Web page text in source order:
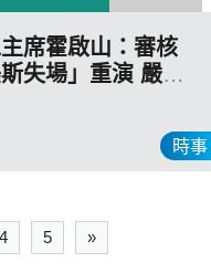
時事
席霍啟山：審核
失場」重演 嚴格
4 5 »